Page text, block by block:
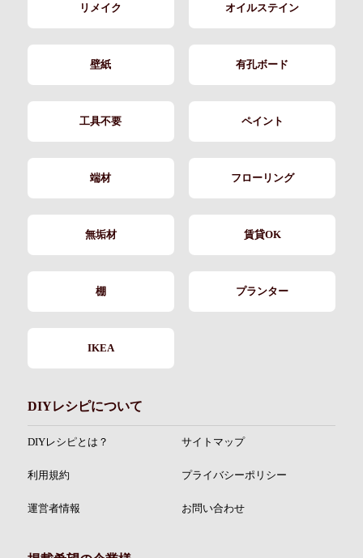
リメイク オイルステイン
壁紙 有孔ボード
工具不要 ペイント
端材 フローリング
無垢材 賃貸OK
棚 プランター
IKEA
DIYレシピについて
DIYレシピとは？ サイトマップ
利用規約 プライバシーポリシー
運営者情報 お問い合わせ